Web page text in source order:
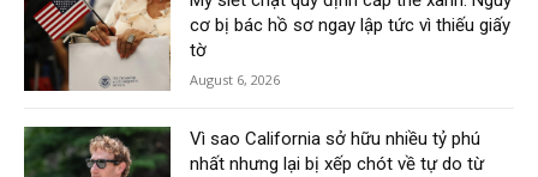
cơ bị bác hồ sơ ngay lập tức vì thiếu giấy
tờ
August 6, 2026
Vì sao California sở hữu nhiều tỷ phú
nhất nhưng lại bị xếp chót về tự do từ